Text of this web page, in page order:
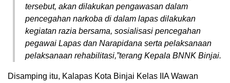
tersebut, akan dilakukan pengawasan dalam
pencegahan narkoba di dalam lapas dilakukan
kegiatan razia bersama, sosialisasi pencegahan
pegawai Lapas dan Narapidana serta pelaksanaan
pelaksanaan rehabilitasi,”terang Kepala BNNK Binjai.
Disamping itu, Kalapas Kota Binjai Kelas IIA Wawan